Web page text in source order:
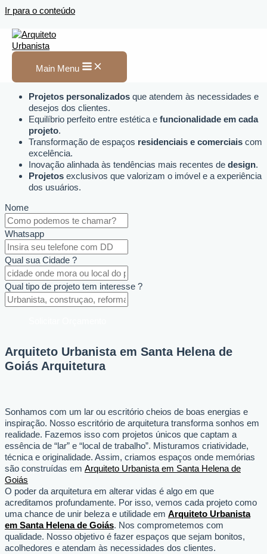
Ir para o conteúdo
Main Menu
Arquiteto Urbanista em
Santa Helena de Goiás
Projetos personalizados que atendem às necessidades e
desejos dos clientes.
Equilíbrio perfeito entre estética e funcionalidade em cada
projeto.
Transformação de espaços residenciais e comerciais com
excelência.
Inovação alinhada às tendências mais recentes de design.
Projetos exclusivos que valorizam o imóvel e a experiência
dos usuários.
Nome
Whatsapp
Qual sua Cidade ?
Qual tipo de projeto tem interesse ?
Arquiteto Urbanista em Santa Helena de
Goiás Arquitetura
Sonhamos com um lar ou escritório cheios de boas energias e
inspiração. Nosso escritório de arquitetura transforma sonhos em
realidade. Fazemos isso com projetos únicos que captam a
essência de “lar” e “local de trabalho”. Misturamos criatividade,
técnica e originalidade. Assim, criamos espaços onde memórias
são construídas em Arquiteto Urbanista em Santa Helena de
Goiás
O poder da arquitetura em alterar vidas é algo em que
acreditamos profundamente. Por isso, vemos cada projeto como
uma chance de unir beleza e utilidade em Arquiteto Urbanista
em Santa Helena de Goiás. Nos comprometemos com
qualidade. Nosso objetivo é fazer espaços que sejam bonitos,
acolhedores e atendam às necessidades dos clientes.